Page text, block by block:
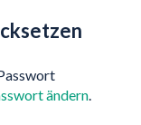
ändern.